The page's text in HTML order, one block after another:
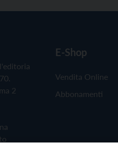
2
E-Shop
Vendita Online
Abbonamenti